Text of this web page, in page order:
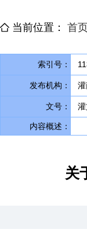
当前位置： 首页
索引号：
发布机构：
文号：
内容概述：
关